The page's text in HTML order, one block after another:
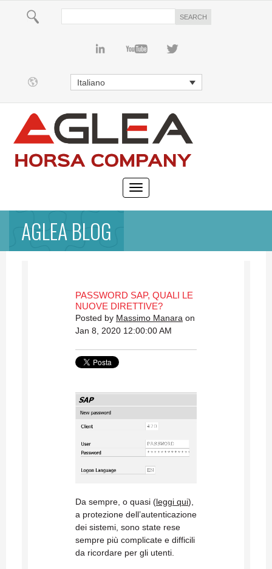
Italiano
AGLEA BLOG
PASSWORD SAP, QUALI LE
NUOVE DIRETTIVE?
Posted by Massimo Manara on
Jan 8, 2020 12:00:00 AM
Da sempre, o quasi (leggi qui),
a protezione dell’autenticazione
dei sistemi, sono state rese
sempre più complicate e difficili
da ricordare per gli utenti.